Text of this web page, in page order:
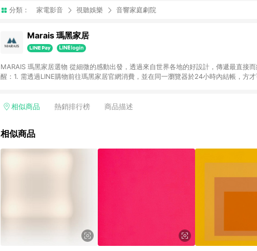
分類： 家電影音 視聽娛樂 音響家庭劇院
Marais 瑪黑家居
MARAIS 瑪黑家居選物 從細微的感動出發，透過來自世界各地的好設計，傳遞最直接
醒：1. 需透過LINE購物前往瑪黑家居官網消費，並在同一瀏覽器於24小時內結帳，方
相似商品 熱銷排行榜 商品描述
相似商品